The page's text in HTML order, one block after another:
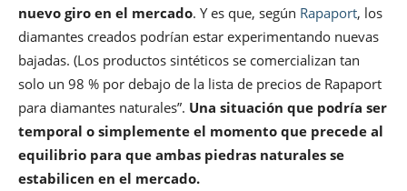
nuevo giro en el mercado. Y es que, según Rapaport, los
diamantes creados podrían estar experimentando nuevas
bajadas. (Los productos sintéticos se comercializan tan
solo un 98 % por debajo de la lista de precios de Rapaport
para diamantes naturales”. Una situación que podría ser
temporal o simplemente el momento que precede al
equilibrio para que ambas piedras naturales se
estabilicen en el mercado.